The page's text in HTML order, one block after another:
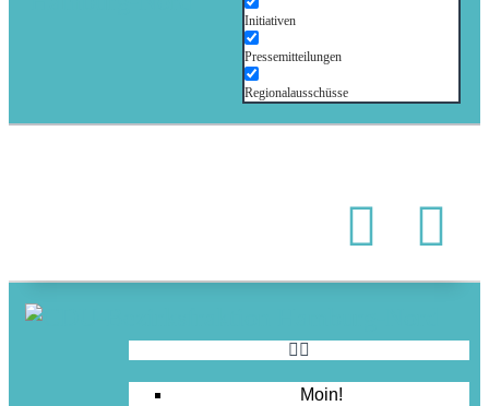
Initiativen
Pressemitteilungen
Regionalausschüsse
Moin!